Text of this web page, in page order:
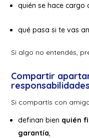
quién se hace cargo
qué pasa si te vas
Si algo no entendés,
Compartir
responsabilidades
Si compartís con
definan bien quién
garantía